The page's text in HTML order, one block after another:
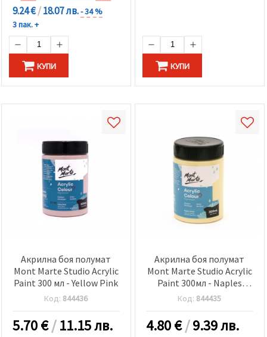
9.24 €/18.07 лв.- 34 %
3 пак. +
КУПИ КУПИ
Акрилна боя полумат
Mont Marte Studio Acrylic
Paint 300 мл - Yellow Pink
Код: 844436
5.70€/11.15 лв.
Акрилна боя полумат
Mont Marte Studio Acrylic
Paint 300мл - Naples
Yellow
Код: 844435
4.80€/9.39 лв.